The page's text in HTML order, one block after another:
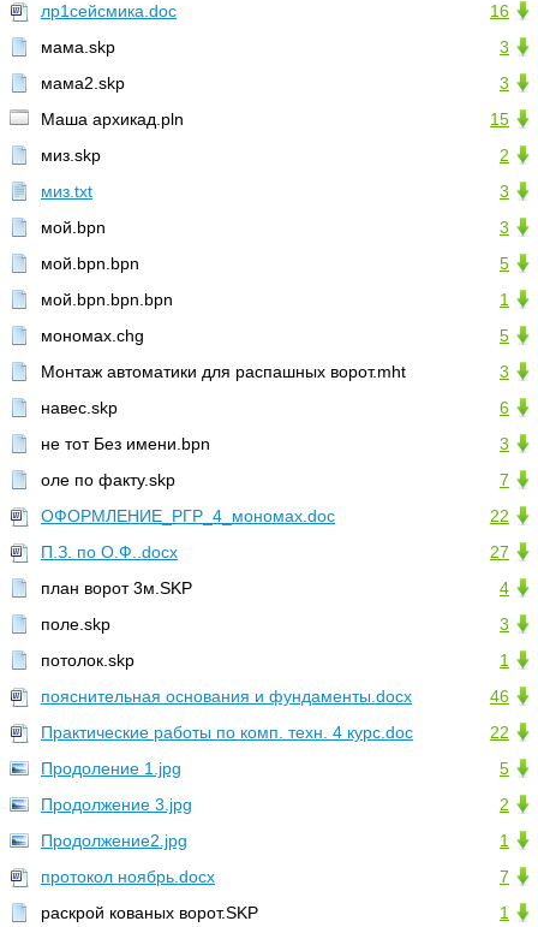
16
лр1сейсмика.doc
3
мама.skp
3
мама2.skp
15
Маша архикад.pln
2
миз.skp
3
миз.txt
3
мой.bpn
5
мой.bpn.bpn
1
мой.bpn.bpn.bpn
5
мономах.chg
3
Монтаж автоматики для распашных ворот.mht
6
навес.skp
3
не тот Без имени.bpn
7
оле по факту.skp
22
ОФОРМЛЕНИЕ_РГР_4_мономах.doc
27
П.З. по О.Ф..docx
4
план ворот 3м.SKP
3
поле.skp
1
потолок.skp
46
пояснительная основания и фундаменты.docx
22
Практические работы по комп. техн. 4 курс.doc
5
Продоление 1.jpg
2
Продолжение 3.jpg
1
Продолжение2.jpg
7
протокол ноябрь.docx
1
раскрой кованых ворот.SKP